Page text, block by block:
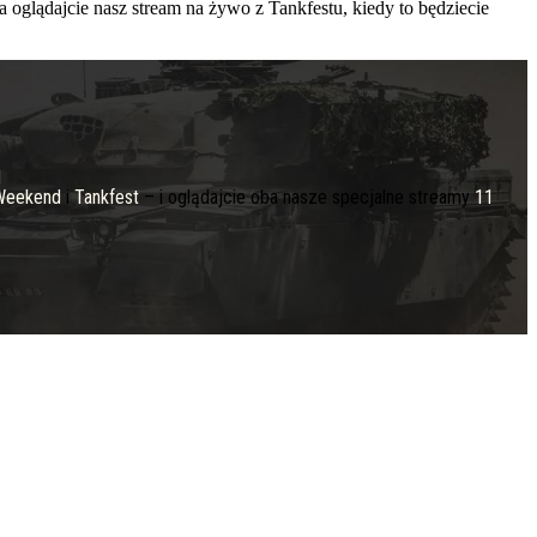
nasz stream na żywo z Tankfestu, kiedy to będziecie
iTankfest– i oglądajcie oba nasze specjalne streamy 11